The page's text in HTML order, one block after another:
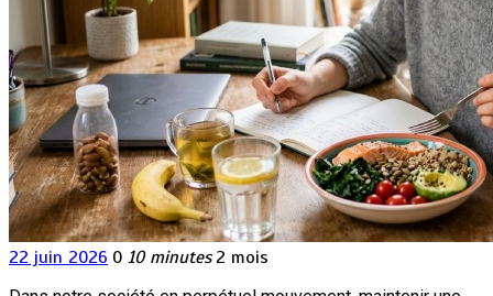
22 juin 2026 0 10 minutes 2 mois